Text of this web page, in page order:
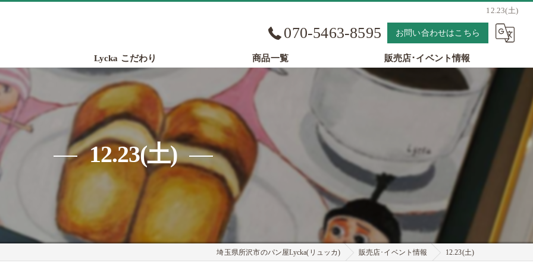
12.23(土)
070-5463-8595 お問い合わせはこちら
Lycka こだわり 商品一覧 販売店･イベント情報
12.23(土)
埼玉県所沢市のパン屋Lycka(リュッカ) 販売店･イベント情報 12.23(土)